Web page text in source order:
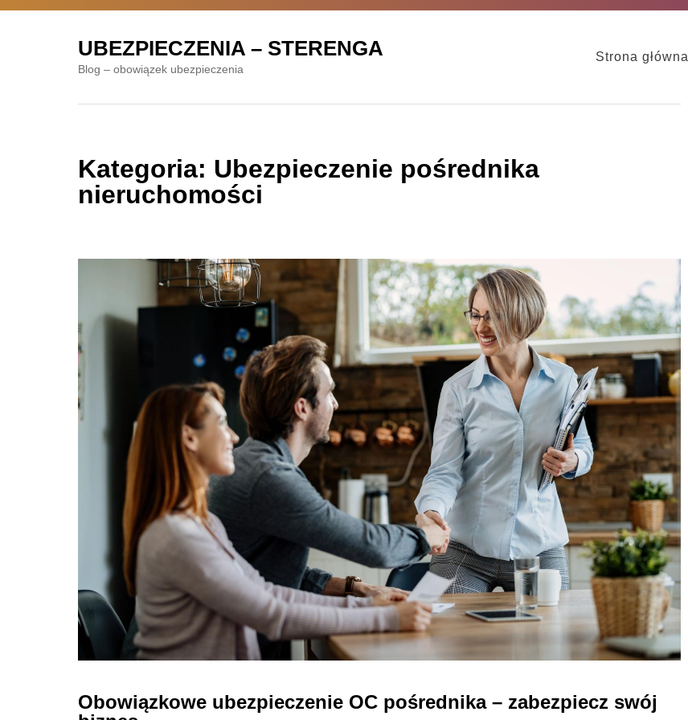
Skip
UBEZPIECZENIA – STERENGA
Blog – obowiązek ubezpieczenia
Strona główna
Kategoria: Ubezpieczenie pośrednika
nieruchomości
Obowiązkowe ubezpieczenie OC pośrednika – zabezpiecz swój